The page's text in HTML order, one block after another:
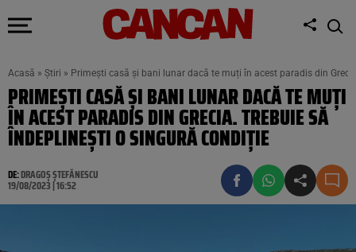
Acasă » Știri » Primești casă și bani lunar dacă te muți în acest paradis din
PRIMEȘTI CASĂ ȘI BANI LUNAR DACĂ TE MUȚI
ÎN ACEST PARADIS DIN GRECIA. TREBUIE SĂ
ÎNDEPLINEȘTI O SINGURĂ CONDIȚIE
DE:DRAGOȘ ȘTEFĂNESCU
19/08/2023 | 16:52